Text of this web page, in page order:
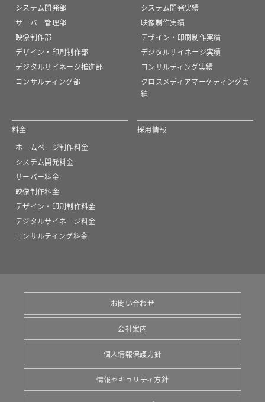
システム開発部
サーバー管理部
映像制作部
デザイン・印刷制作部
デジタルサイネージ推進部
コンサルティング部
システム開発実績
映像制作実績
デザイン・印刷制作実績
デジタルサイネージ実績
コンサルティング実績
クロスメディアマーケティング実
績
料金
ホームページ制作料金
システム開発料金
サーバー料金
映像制作料金
デザイン・印刷制作料金
デジタルサイネージ料金
コンサルティング料金
採用情報
お問い合わせ
会社案内
個人情報保護方針
情報セキュリティ方針